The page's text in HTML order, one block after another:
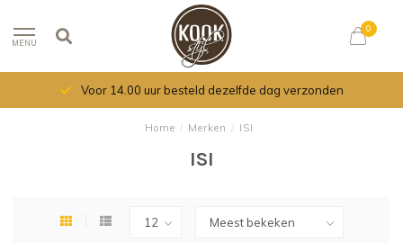
MENU
0
Voor 14.00 uur besteld dezelfde dag verzonden
Home / Merken / ISI
ISI